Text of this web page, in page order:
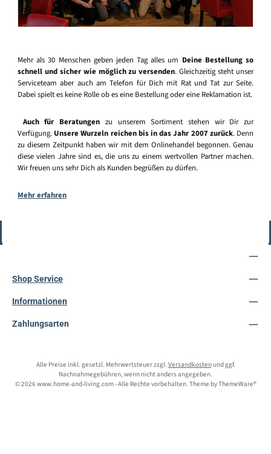
Mehr als 30 Menschen geben jeden Tag alles um Deine Bestellung so
schnell und sicher wie möglich zu versenden. Gleichzeitig steht unser
Serviceteam aber auch am Telefon für Dich mit Rat und Tat zur Seite.
Dabei spielt es keine Rolle ob es eine Bestellung oder eine Reklamation ist.
Auch für Beratungen zu unserem Sortiment stehen wir Dir zur
Verfügung. Unsere Wurzeln reichen bis in das Jahr 2007 zurück. Denn
zu diesem Zeitpunkt haben wir mit dem Onlinehandel begonnen. Genau
diese vielen Jahre sind es, die uns zu einem wertvollen Partner machen.
Wir freuen uns sehr Dich als Kunden begrüßen zu dürfen.
Mehr erfahren
Shop Service
Informationen
Zahlungsarten
Alle Preise inkl. gesetzl. Mehrwertsteuer zzgl. Versandkostenund ggf.
Nachnahmegebühren, wenn nicht anders angegeben.
© 2026 www.home-and-living.com - Alle Rechte vorbehalten. Theme byThemeWare®